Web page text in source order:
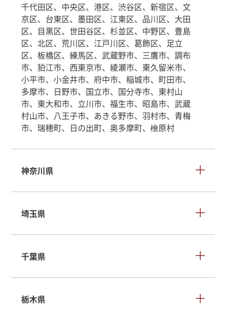
千代田区、中央区、港区、渋谷区、新宿区、文
京区、台東区、墨田区、江東区、品川区、大田
区、目黒区、世田谷区、杉並区、中野区、豊島
区、北区、荒川区、江戸川区、葛飾区、足立
区、板橋区、練馬区、武蔵野市、三鷹市、調布
市、狛江市、西東京市、綾瀬市、東久留米市、
小平市、小金井市、府中市、稲城市、町田市、
多摩市、日野市、国立市、国分寺市、東村山
市、東大和市、立川市、福生市、昭島市、武蔵
村山市、八王子市、あきる野市、羽村市、青梅
市、瑞穂町、日の出町、奥多摩町、檜原村
神奈川県
埼玉県
千葉県
栃木県